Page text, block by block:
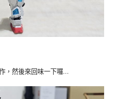
，然後來回味一下囉…